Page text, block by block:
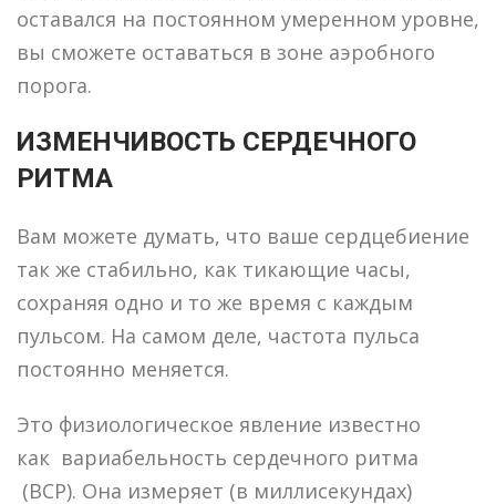
оставался на постоянном умеренном уровне,
вы сможете оставаться в зоне аэробного
порога.
ИЗМЕНЧИВОСТЬ СЕРДЕЧНОГО
РИТМА
Вам можете думать, что ваше сердцебиение
так же стабильно, как тикающие часы,
сохраняя одно и то же время с каждым
пульсом. На самом деле, частота пульса
постоянно меняется.
Это физиологическое явление известно
как вариабельность сердечного ритма
(ВСР). Она измеряет (в миллисекундах)